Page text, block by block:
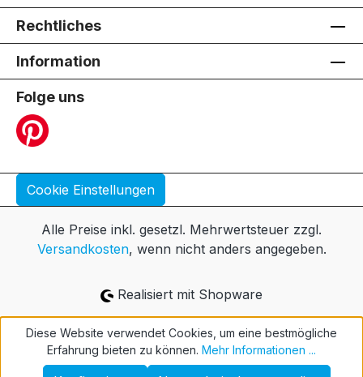
Rechtliches
Information
Folge uns
Cookie Einstellungen
Alle Preise inkl. gesetzl. Mehrwertsteuer zzgl.
Versandkosten, wenn nicht anders angegeben.
Realisiert mit Shopware
Diese Website verwendet Cookies, um eine bestmögliche
Erfahrung bieten zu können. Mehr Informationen ...